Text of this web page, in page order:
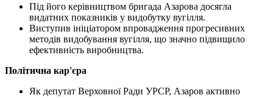
Під його керівництвом бригада Азарова досягла
видатних показників у видобутку вугілля.
Виступив ініціатором впровадження прогресивних
методів видобування вугілля, що значно підвищило
ефективність виробництва.
Політична кар'єра
Як депутат Верховної Ради УРСР, Азаров активно